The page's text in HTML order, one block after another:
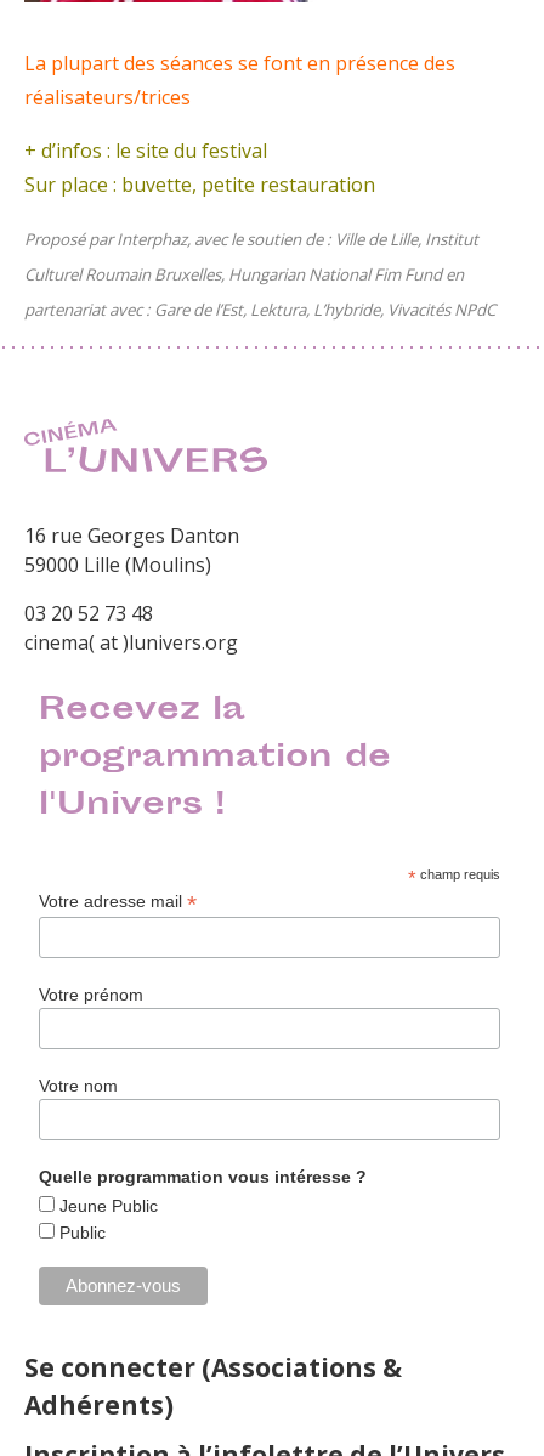
La plupart des séances se font en présence des
réalisateurs/trices
+ d’infos : le site du festival
Sur place : buvette, petite restauration
Proposé par Interphaz, avec le soutien de : Ville de Lille, Institut
Culturel Roumain Bruxelles, Hungarian National Fim Fund en
partenariat avec : Gare de l’Est, Lektura, L’hybride, Vivacités NPdC
16 rue Georges Danton
59000 Lille (Moulins)
03 20 52 73 48
cinema( at )lunivers.org
Recevez la
programmation de
l'Univers !
* champ requis
Votre adresse mail*
Votre prénom
Votre nom
Quelle programmation vous intéresse ?
Jeune Public
Public
Se connecter (Associations &
Adhérents)